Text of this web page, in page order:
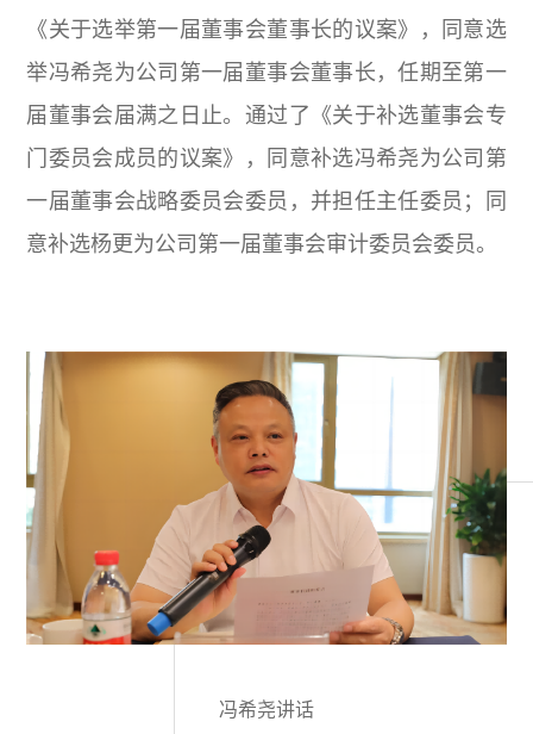
《关于选举第一届董事会董事长的议案》，同意选
举冯希尧为公司第一届董事会董事长，任期至第一
届董事会届满之日止。通过了《关于补选董事会专
门委员会成员的议案》，同意补选冯希尧为公司第
一届董事会战略委员会委员，并担任主任委员；同
意补选杨更为公司第一届董事会审计委员会委员。
冯希尧讲话